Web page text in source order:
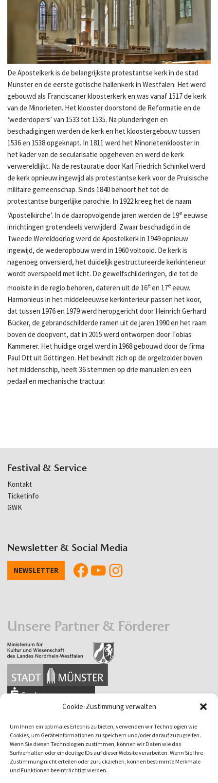
Cookie-Zustimmung verwalten
Um Ihnen ein optimales Erlebnis zu bieten, verwenden wir Technologien wie
Cookies, um Geräteinformationen zu speichern und/oder darauf zuzugreifen.
Wenn Sie diesen Technologien zustimmen, können wir Daten wie das
Surfverhalten oder eindeutige IDs auf dieser Website verarbeiten. Wenn Sie Ihre
Zustimmung nicht erteilen oder zurückziehen, können bestimmte Merkmale
und Funktionen beeinträchtigt werden.
De Apostelkerk is de belangrijkste protestantse kerk in de stad
Münster en de eerste gotische hallenkerk in Westfalen. Het werd
gebouwd als Franciscaner kloosterkerk en was vanaf 1517 de kerk
van de Minorieten. Het klooster doorstond de Reformatie en de
‘wederdopers’ van 1533 tot 1535. Na plunderingen en
beschadigingen werden de kerk en het kloostergebouw tussen
1536 en 1538 opgeknapt. In 1811 werd het Minorietenklooster in
het kader van de secularisatie opgeheven en werd de kerk
verwereldlijkt. Na de restauratie door Karl Friedrich Schinkel werd
de kerk opnieuw ingewijd als protestantse kerk voor de Pruisische
militaire gemeenschap. Sinds 1840 behoort het tot de
protestantse burgerlijke parochie. In 1922 kreeg het de naam
‘Apostelkirche’. In de daaropvolgende jaren werden de 19e eeuwse
inrichtingen grotendeels verwijderd. Zwaar beschadigd in de
Tweede Wereldoorlog werd de Apostelkerk in 1949 opnieuw
ingewijd, de wederopbouw werd in 1960 voltooid. De kerk is
nagenoeg onversierd, het duidelijk gestructureerde kerkinterieur
wordt overspoeld met licht. De gewelfschilderingen, die tot de
mooiste in de regio behoren, dateren uit de 16e en 17e eeuw.
Harmonieus in het middeleeuwse kerkinterieur passen het koor,
dat tussen 1976 en 1979 werd heropgericht door Heinrich Gerhard
Bücker, de gebrandschilderde ramen uit de jaren 1990 en het raam
boven de doopvont, dat in 2015 werd ontworpen door Tobias
Kammerer. Het huidige orgel werd in 1968 gebouwd door de firma
Paul Ott uit Göttingen. Het bevindt zich op de orgelzolder boven
het middenschip, heeft 36 stemmen op drie manualen en een
pedaal en mechanische tractuur.
Festival & Service
Kontakt
Ticketinfo
GWK
Newsletter & Social Media
NEWSLETTER
Unsere Partner & Förderer